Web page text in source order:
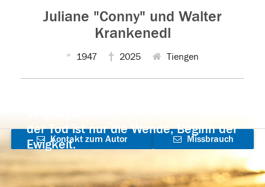
Juliane "Conny" und Walter
Krankenedl
1947 2025 Tiengen
der Tod ist nur die Wende, Beginn der
Ewigkeit.
Kontakt zum Autor
aufnehmen
Missbrauch